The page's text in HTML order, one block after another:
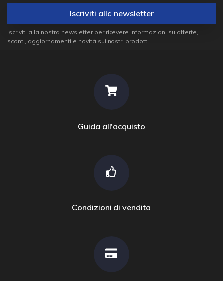
Iscriviti alla newsletter
Iscriviti alla nostra newsletter per ricevere informazioni su offerte,
sconti, aggiornamenti e novità sui nostri prodotti.
Guida all'acquisto
Condizioni di vendita